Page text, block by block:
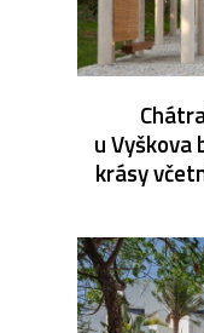
u Vyškova
krásy